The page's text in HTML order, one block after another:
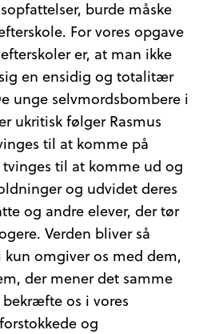
burde måske
For vores opgave
er, at man ikke
en ensidig og totalitær
unge selvmordsbombere i
ukritisk følger Rasmus
til at komme på
til at komme ud og
og udvidet deres
og andre elever, der tør
Verden bliver så
omgiver os med dem,
der mener det samme
os i vores
og